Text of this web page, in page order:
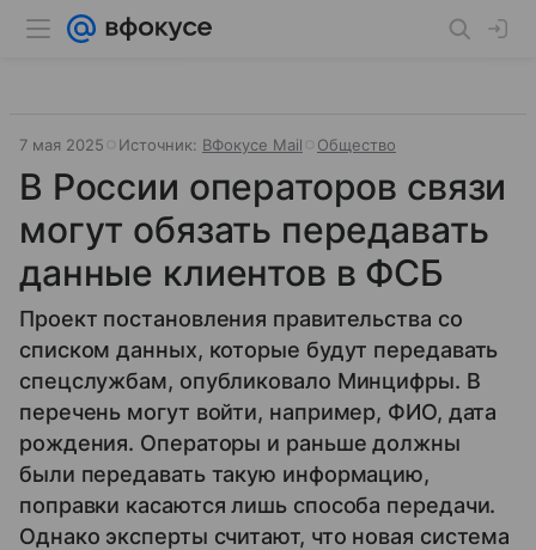
7 мая 2025 Источник: ВФокусе Mail Общество
В России операторов связи
могут обязать передавать
данные клиентов в ФСБ
Проект постановления правительства со
списком данных, которые будут передавать
спецслужбам, опубликовало Минцифры. В
перечень могут войти, например, ФИО, дата
рождения. Операторы и раньше должны
были передавать такую информацию,
поправки касаются лишь способа передачи.
Однако эксперты считают, что новая система